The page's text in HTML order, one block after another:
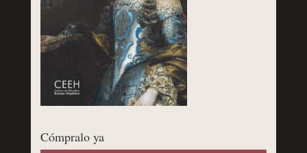
Cómpralo ya